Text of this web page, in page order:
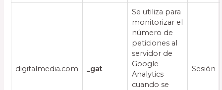
digitalmedia.com _gat
Se utiliza para
monitorizar el
número de
peticiones al
servidor de
Google
Analytics
cuando se
Sesión